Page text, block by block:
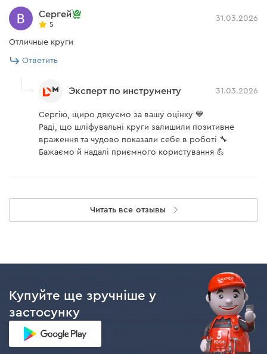
Сергей
5
31.03.2026
Отличные круги
Ответить
Эксперт по инструменту 31.03.2026
Сергію, щиро дякуємо за вашу оцінку 💙
Раді, що шліфувальні круги залишили позитивне
враження та чудово показали себе в роботі 🔧
Бажаємо й надалі приємного користування 💪
Читать все отзывы
Купуйте ще зручніше у
застосунку